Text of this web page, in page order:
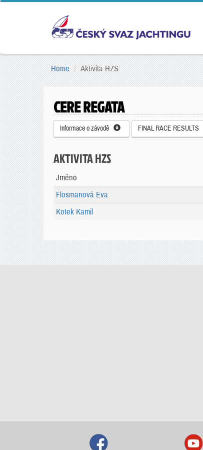
Home Aktivita HZS
CERE REGATA
Informace o závodě FINAL RACE RESULTS
AKTIVITA HZS
Jméno
Flosmanová Eva
Kotek Kamil